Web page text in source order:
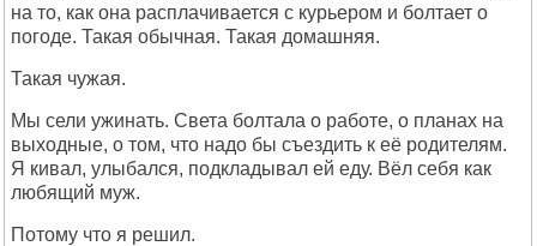
на то, как она расплачивается с курьером и болтает о
погоде. Такая обычная. Такая домашняя.
Такая чужая.
Мы сели ужинать. Света болтала о работе, о планах на
выходные, о том, что надо бы съездить к её родителям.
Я кивал, улыбался, подкладывал ей еду. Вёл себя как
любящий муж.
Потому что я решил.